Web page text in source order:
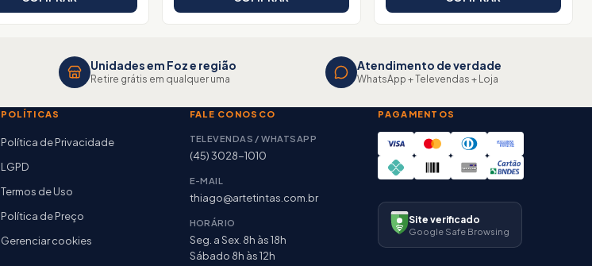
Unidades em Foz e região
Retire grátis em qualquer uma
Atendimento de verdade
WhatsApp + Televendas + Loja
POLÍTICAS
Política de Privacidade
LGPD
Termos de Uso
Política de Preço
Gerenciar cookies
FALE CONOSCO
TELEVENDAS / WHATSAPP
(45) 3028-1010
E-MAIL
thiago@artetintas.com.br
HORÁRIO
Seg. a Sex. 8h às 18h
Sábado 8h às 12h
PAGAMENTOS
Site verificado
Google Safe Browsing